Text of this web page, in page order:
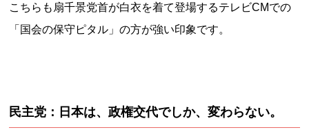
こちらも扇千景党首が白衣を着て登場するテレビCMでの
「国会の保守ピタル」の方が強い印象です。
民主党：日本は、政権交代でしか、変わらない。